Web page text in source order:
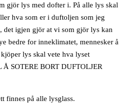
gjör lys med dofter i. På alle lys skal
hva som er i duftoljen som jeg
det igjen gjör at vi som gjör lys kan
bedre for inneklimatet, mennesker å
lys skal vete hva lyset
SOTERE BORT DUFTOLJER
finnes på alle lysglass.